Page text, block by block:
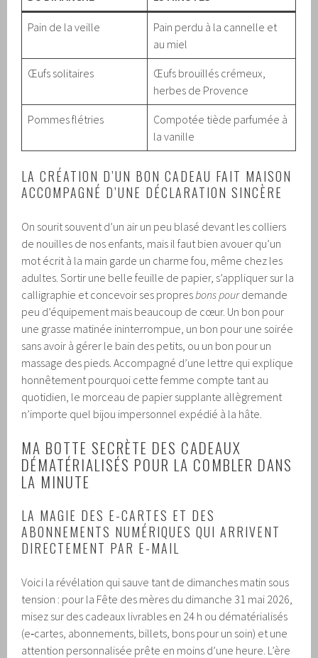
Pain de la veille
Pain perdu à la cannelle et
au miel
Œufs solitaires
Œufs brouillés crémeux,
herbes de Provence
Pommes flétries
Compotée tiède parfumée à
la vanille
LA CRÉATION D’UN BON CADEAU FAIT MAISON
ACCOMPAGNÉ D’UNE DÉCLARATION SINCÈRE
On sourit souvent d’un air un peu blasé devant les colliers
de nouilles de nos enfants, mais il faut bien avouer qu’un
mot écrit à la main garde un charme fou, même chez les
adultes. Sortir une belle feuille de papier, s’appliquer sur la
calligraphie et concevoir ses propres bons pourdemande
peu d’équipement mais beaucoup de cœur. Un bon pour
une grasse matinée ininterrompue, un bon pour une soirée
sans avoir à gérer le bain des petits, ou un bon pour un
massage des pieds. Accompagné d’une lettre qui explique
honnêtement pourquoi cette femme compte tant au
quotidien, le morceau de papier supplante allègrement
n’importe quel bijou impersonnel expédié à la hâte.
MA BOTTE SECRÈTE DES CADEAUX
DÉMATÉRIALISÉS POUR LA COMBLER DANS
LA MINUTE
LA MAGIE DES E-CARTES ET DES
ABONNEMENTS NUMÉRIQUES QUI ARRIVENT
DIRECTEMENT PAR E-MAIL
Voici la révélation qui sauve tant de dimanches matin sous
tension : pour la Fête des mères du dimanche 31 mai 2026,
misez sur des cadeaux livrables en 24 h ou dématérialisés
(e‑cartes, abonnements, billets, bons pour un soin) et une
attention personnalisée prête en moins d’une heure. L’ère